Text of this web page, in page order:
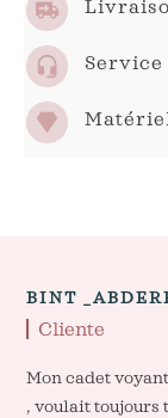
BINT
Cliente
Mon cadet
, voulait toujours